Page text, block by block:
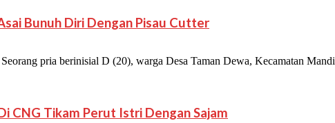
Bunuh Diri Dengan Pisau Cutter
pria berinisial D (20), warga Desa Taman Dewa, Kecamatan
CNG Tikam Perut Istri Dengan Sajam